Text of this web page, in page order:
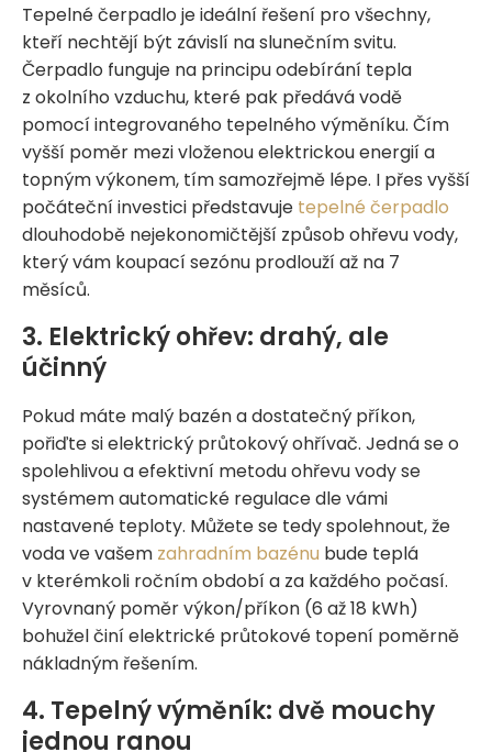
Tepelné čerpadlo je ideální řešení pro všechny,
kteří nechtějí být závislí na slunečním svitu.
Čerpadlo funguje na principu odebírání tepla
z okolního vzduchu, které pak předává vodě
pomocí integrovaného tepelného výměníku. Čím
vyšší poměr mezi vloženou elektrickou energií a
topným výkonem, tím samozřejmě lépe. I přes vyšší
počáteční investici představuje tepelné čerpadlo
dlouhodobě nejekonomičtější způsob ohřevu vody,
který vám koupací sezónu prodlouží až na 7
měsíců.
3. Elektrický ohřev: drahý, ale
účinný
Pokud máte malý bazén a dostatečný příkon,
pořiďte si elektrický průtokový ohřívač. Jedná se o
spolehlivou a efektivní metodu ohřevu vody se
systémem automatické regulace dle vámi
nastavené teploty. Můžete se tedy spolehnout, že
voda ve vašem zahradním bazénu bude teplá
v kterémkoli ročním období a za každého počasí.
Vyrovnaný poměr výkon/příkon (6 až 18 kWh)
bohužel činí elektrické průtokové topení poměrně
nákladným řešením.
4. Tepelný výměník: dvě mouchy
jednou ranou